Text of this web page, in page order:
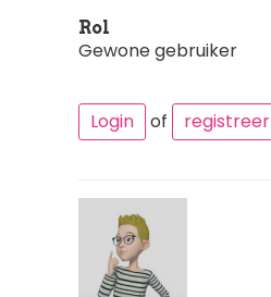
Rol
Gewone gebruiker
Login of registreer